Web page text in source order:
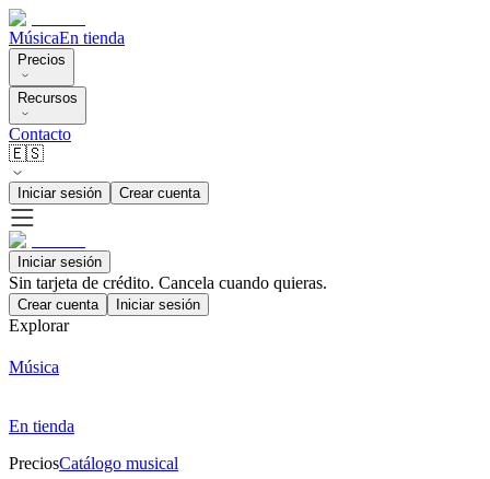
MúsicaEn tienda
Precios
Recursos
Contacto
🇪🇸
Iniciar sesión Crear cuenta
Iniciar sesión
Sin tarjeta de crédito. Cancela cuando quieras.
Crear cuenta Iniciar sesión
Explorar
Música
En tienda
PreciosCatálogo musical